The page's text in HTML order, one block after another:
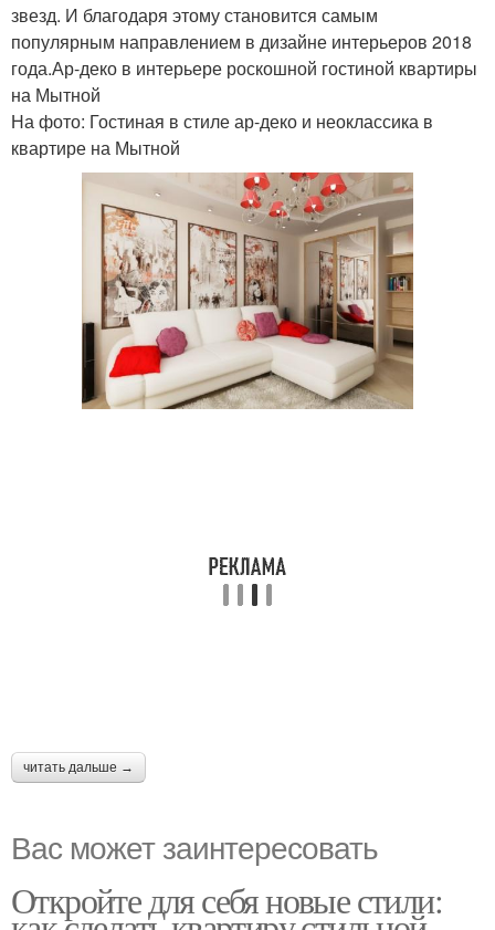
звезд. И благодаря этому становится самым
популярным направлением в дизайне интерьеров 2018
года.Ар-деко в интерьере роскошной гостиной квартиры
на Мытной
На фото: Гостиная в стиле ар-деко и неоклассика в
квартире на Мытной
читать дальше →
Вас может заинтересовать
Откройте для себя новые стили: